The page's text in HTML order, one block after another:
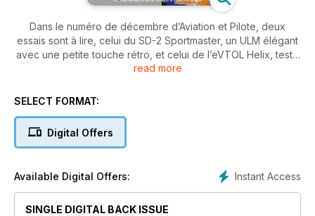
Dans le numéro de décembre d’Aviation et Pilote, deux
essais sont à lire, celui du SD-2 Sportmaster, un ULM élégant
avec une petite touche rétro, et celui de l’eVTOL Helix, testé
pour la première fois par un pilote privé journaliste, c’est
déjà vous occuper de l’état de votre batterie et des
différents faisceaux présents dans votre aéronef. Il existe
employées par de nombreux pilotes, et leurs accessoires. Ils
peuvent être une idée de cadeau pour Noël, mais nous vous
en proposons bien d’autres ! Vêtements, mobiliers, jouets,
read more
SELECT FORMAT:
Digital Offers
Instant Access
Available Digital Offers:
SINGLE DIGITAL BACK ISSUE